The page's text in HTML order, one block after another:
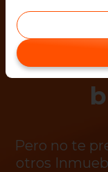
Pero no te
otros